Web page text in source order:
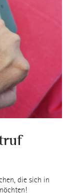
die sich in